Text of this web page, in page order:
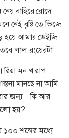
বাহিরে রোদে
নেই বৃষ্টি তে ভিজে
হয়ে আমার ডেইজি
লাল রংয়েরটা।
মন খারাপ
মানছে না আমি
জন্য। কি আর
হয়?
১০০ শব্দের মধ্যে